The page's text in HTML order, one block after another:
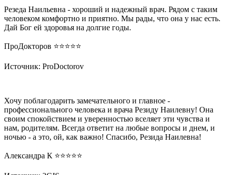
Резеда Наильевна - хороший и надежный врач. Рядом с таким
человеком комфортно и приятно. Мы рады, что она у нас есть.
Дай Бог ей здоровья на долгие годы.
ПроДокторов ⭐️⭐️⭐️⭐️⭐️
Источник: ProDoctorov
Хочу поблагодарить замечательного и главное -
профессионального человека и врача Резиду Наилевну! Она
своим спокойствием и уверенностью вселяет эти чувства и
нам, родителям. Всегда ответит на любые вопросы и днем, и
ночью - а это, ой, как важно! Спасибо, Резида Наилевна!
Александра К ⭐️⭐️⭐️⭐️⭐️